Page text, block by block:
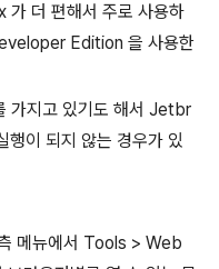
더 편해서 주로 사용하
Edition 을 사용한
가지고 있기도 해서 Jetbr
이 되지 않는 경우가 있
메뉴에서 Tools > Web